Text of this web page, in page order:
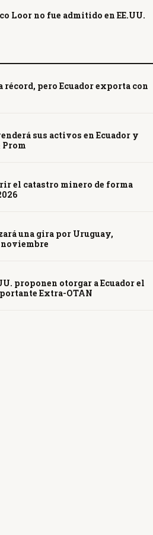
Loor no fue admitido en EE.UU.
récord, pero Ecuador exporta con
sus activos en Ecuador y
Prom
el catastro minero de forma
una gira por Uruguay,
proponen otorgar a Ecuador el
Extra-OTAN